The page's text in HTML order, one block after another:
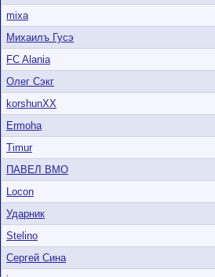
mixa
Михаилъ Гусэ
FC Alania
Олег Сэкг
korshunXX
Ermoha
Timur
ПАВЕЛ ВМО
Locon
Ударник
Stelino
Сергей Сина